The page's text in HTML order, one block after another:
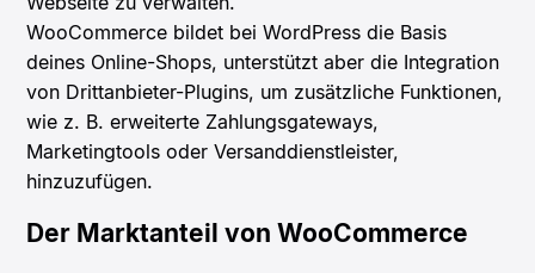
WooCommerce bildet bei WordPress die Basis
deines Online-Shops, unterstützt aber die Integration
von Drittanbieter-Plugins, um zusätzliche Funktionen,
wie z. B. erweiterte Zahlungsgateways,
Marketingtools oder Versanddienstleister,
hinzuzufügen.
Der Marktanteil von WooCommerce